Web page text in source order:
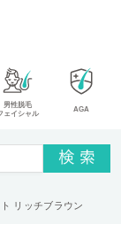
男性脱毛
ェイシャル
AGA
リッチブラウン